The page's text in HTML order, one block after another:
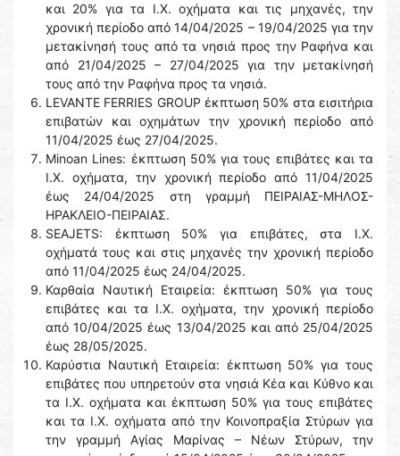
και 20% για τα Ι.Χ. οχήματα και τις μηχανές, την
χρονική περίοδο από 14/04/2025 – 19/04/2025 για την
μετακίνησή τους από τα νησιά προς την Ραφήνα και
από 21/04/2025 – 27/04/2025 για την μετακίνησή
τους από την Ραφήνα προς τα νησιά.
LEVANTE FERRIES GROUP έκπτωση 50% στα εισιτήρια
επιβατών και οχημάτων την χρονική περίοδο από
11/04/2025 έως 27/04/2025.
Minoan Lines: έκπτωση 50% για τους επιβάτες και τα
Ι.Χ. οχήματα, την χρονική περίοδο από 11/04/2025
έως 24/04/2025 στη γραμμή ΠΕΙΡΑΙΑΣ-ΜΗΛΟΣ-
ΗΡΑΚΛΕΙΟ-ΠΕΙΡΑΙΑΣ.
SEAJETS: έκπτωση 50% για επιβάτες, στα Ι.Χ.
οχήματά τους και στις μηχανές την χρονική περίοδο
από 11/04/2025 έως 24/04/2025.
Καρθαία Ναυτική Εταιρεία: έκπτωση 50% για τους
επιβάτες και τα Ι.Χ. οχήματα, την χρονική περίοδο
από 10/04/2025 έως 13/04/2025 και από 25/04/2025
έως 28/05/2025.
Καρύστια Ναυτική Εταιρεία: έκπτωση 50% για τους
επιβάτες που υπηρετούν στα νησιά Κέα και Κύθνο και
τα Ι.Χ. οχήματα και έκπτωση 50% για τους επιβάτες
και τα Ι.Χ. οχήματα από την Κοινοπραξία Στύρων για
την γραμμή Αγίας Μαρίνας – Νέων Στύρων, την